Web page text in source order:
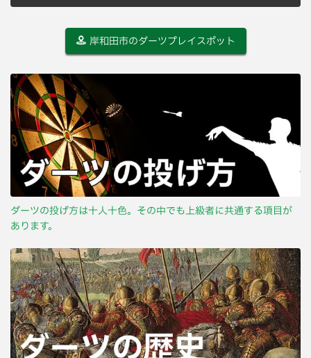
岸和田市のダーツプレイスポット
ダーツの投げ方は十人十色。その中でも上級者に共通する項目が
あります。